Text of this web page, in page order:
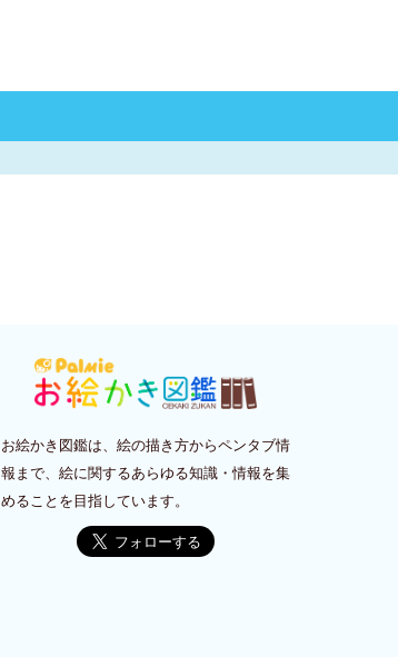
お絵かき図鑑は、絵の描き方からペンタブ情
報まで、絵に関するあらゆる知識・情報を集
めることを目指しています。